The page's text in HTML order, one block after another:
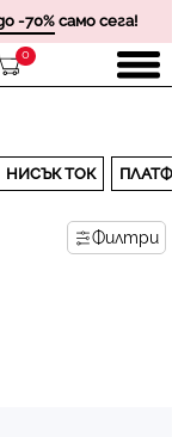
-70% само сега!
0
НИСЪК ТОК
Филтри